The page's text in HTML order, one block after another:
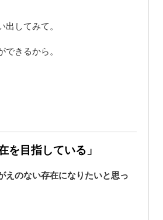
してみて。
きるから。
目指している」
えのない存在になりたいと思っ